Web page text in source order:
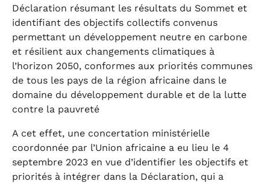
Déclaration résumant les résultats du Sommet et
identifiant des objectifs collectifs convenus
permettant un développement neutre en carbone
et résilient aux changements climatiques à
l’horizon 2050, conformes aux priorités communes
de tous les pays de la région africaine dans le
domaine du développement durable et de la lutte
contre la pauvreté
A cet effet, une concertation ministérielle
coordonnée par l’Union africaine a eu lieu le 4
septembre 2023 en vue d’identifier les objectifs et
priorités à intégrer dans la Déclaration, qui a